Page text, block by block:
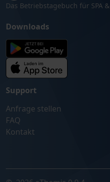
Das Betriebstagebuch für SPA
Downloads
Support
Anfrage stellen
FAQ
Kontakt